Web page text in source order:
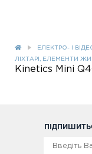
ЕЛЕКТРО- І
ЛІХТАРІ, ЕЛЕМЕНТИ
Kinetics Mini